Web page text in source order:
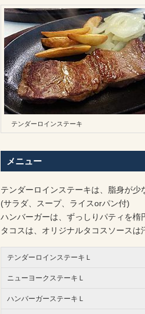
テンダーロインステーキ
メニュー
テンダーロインステーキは、脂身が
(サラダ、スープ、ライスorパン付)
ハンバーガーは、ずっしりパティを
タコスは、オリジナルタコスソース
テンダーロインステーキＬ
ニューヨークステーキＬ
ハンバーガーステーキＬ